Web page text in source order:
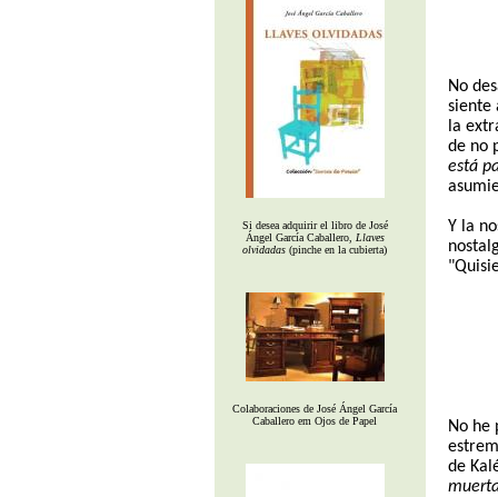
Si desea adquirir el libro de José
Ángel García Caballero,
Llaves
olvidadas (pinche en la cubierta)
Colaboraciones de José Ángel García
Caballero em Ojos de Papel
No
siente
la
de no
está
Y la
No he
de